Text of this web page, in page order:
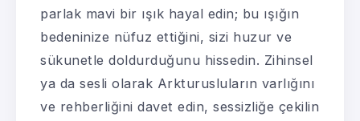
parlak mavi bir ışık hayal edin; bu ışığın
bedeninize nüfuz ettiğini, sizi huzur ve
sükunetle doldurduğunu hissedin. Zihinsel
ya da sesli olarak Arkturusluların varlığını
ve rehberliğini davet edin, sessizliğe çekilin